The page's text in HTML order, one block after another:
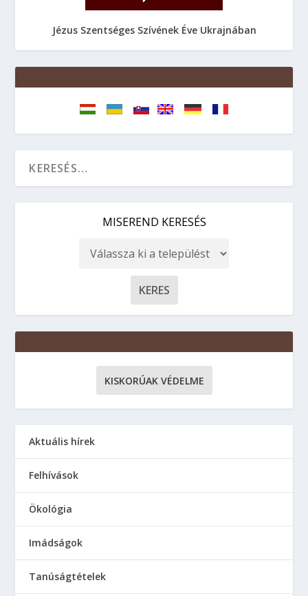
Jézus Szentséges Szívének Éve Ukrajnában
MISEREND KERESÉS
KISKORÚAK VÉDELME
Aktuális hírek
Felhívások
Ökológia
Imádságok
Tanúságtételek